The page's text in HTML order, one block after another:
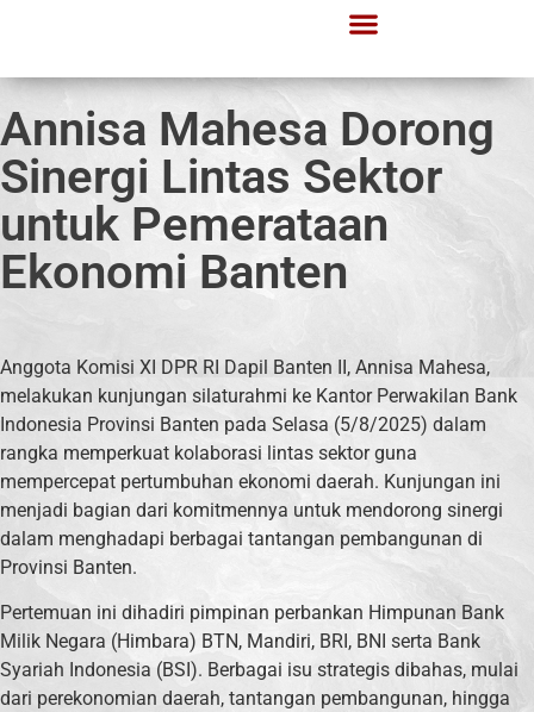
Annisa Mahesa Dorong
Sinergi Lintas Sektor
untuk Pemerataan
Ekonomi Banten
Anggota Komisi XI DPR RI Dapil Banten II, Annisa Mahesa,
melakukan kunjungan silaturahmi ke Kantor Perwakilan Bank
Indonesia Provinsi Banten pada Selasa (5/8/2025) dalam
rangka memperkuat kolaborasi lintas sektor guna
mempercepat pertumbuhan ekonomi daerah. Kunjungan ini
menjadi bagian dari komitmennya untuk mendorong sinergi
dalam menghadapi berbagai tantangan pembangunan di
Provinsi Banten.
Pertemuan ini dihadiri pimpinan perbankan Himpunan Bank
Milik Negara (Himbara) BTN, Mandiri, BRI, BNI serta Bank
Syariah Indonesia (BSI). Berbagai isu strategis dibahas, mulai
dari perekonomian daerah, tantangan pembangunan, hingga